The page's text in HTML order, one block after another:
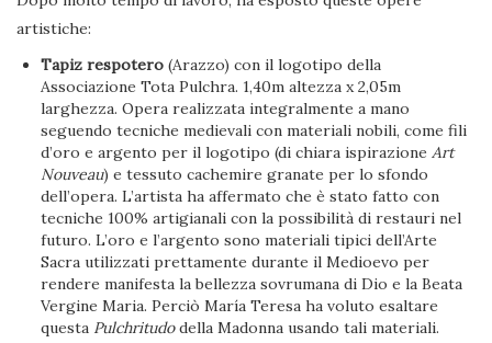
artistiche:
Tapiz respotero (Arazzo) con il logotipo della
Associazione Tota Pulchra. 1,40m altezza x 2,05m
larghezza. Opera realizzata integralmente a mano
seguendo tecniche medievali con materiali nobili, come fili
d’oro e argento per il logotipo (di chiara ispirazioneArt
Nouveau) e tessuto cachemire granate per lo sfondo
dell’opera. L’artista ha affermato che è stato fatto con
tecniche 100% artigianali con la possibilità di restauri nel
futuro. L’oro e l’argento sono materiali tipici dell’Arte
Sacra utilizzati prettamente durante il Medioevo per
rendere manifesta la bellezza sovrumana di Dio e la Beata
Vergine Maria. Perciò María Teresa ha voluto esaltare
questa Pulchritudodella Madonna usando tali materiali.